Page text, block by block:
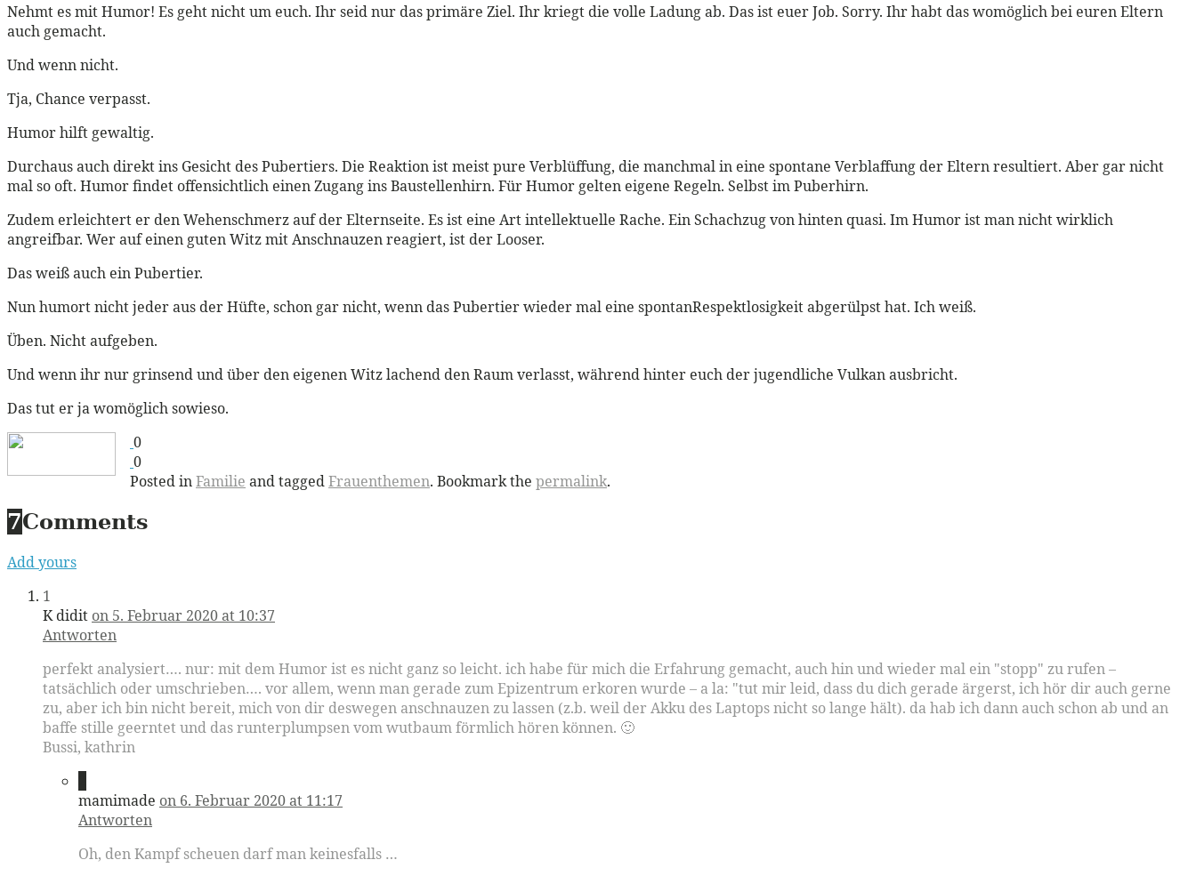
Nehmt es mit Humor! Es geht nicht um euch. Ihr seid nur das primäre Ziel. Ihr kriegt die volle Ladung ab. Das ist euer Job. Sorry. Ihr habt das womöglich bei euren Eltern
auch gemacht.
Und wenn nicht.
Tja, Chance verpasst.
Humor hilft gewaltig.
Durchaus auch direkt ins Gesicht des Pubertiers. Die Reaktion ist meist pure Verblüffung, die manchmal in eine spontane Verblaffung der Eltern resultiert. Aber gar nicht
mal so oft. Humor findet offensichtlich einen Zugang ins Baustellenhirn. Für Humor gelten eigene Regeln. Selbst im Puberhirn.
Zudem erleichtert er den Wehenschmerz auf der Elternseite. Es ist eine Art intellektuelle Rache. Ein Schachzug von hinten quasi. Im Humor ist man nicht wirklich
angreifbar. Wer auf einen guten Witz mit Anschnauzen reagiert, ist der Looser.
Das weiß auch ein Pubertier.
Nun humort nicht jeder aus der Hüfte, schon gar nicht, wenn das Pubertier wieder mal eine spontanRespektlosigkeit abgerülpst hat. Ich weiß.
Üben. Nicht aufgeben.
Und wenn ihr nur grinsend und über den eigenen Witz lachend den Raum verlasst, während hinter euch der jugendliche Vulkan ausbricht.
Das tut er ja womöglich sowieso.
0
0
Posted inFamilie and taggedFrauenthemen. Bookmark the permalink.
7Comments
Add yours
1
K didit on 5. Februar 2020 at 10:37
Antworten
perfekt analysiert…. nur: mit dem Humor ist es nicht ganz so leicht. ich habe für mich die Erfahrung gemacht, auch hin und wieder mal ein "stopp" zu rufen –
tatsächlich oder umschrieben…. vor allem, wenn man gerade zum Epizentrum erkoren wurde – a la: "tut mir leid, dass du dich gerade ärgerst, ich hör dir auch gerne
zu, aber ich bin nicht bereit, mich von dir deswegen anschnauzen zu lassen (z.b. weil der Akku des Laptops nicht so lange hält). da hab ich dann auch schon ab und an
baffe stille geerntet und das runterplumpsen vom wutbaum förmlich hören können. 🙂
Bussi, kathrin
mamimade on 6. Februar 2020 at 11:17
Antworten
Oh, den Kampf scheuen darf man keinesfalls …